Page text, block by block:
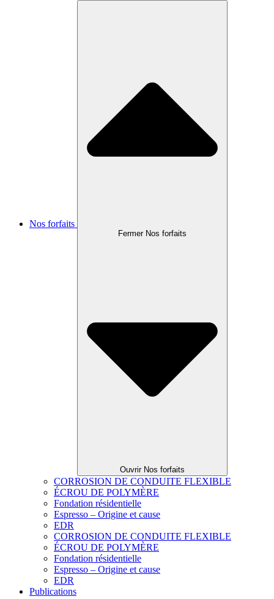
Nos forfaits
Fermer Nos forfaits
Ouvrir Nos forfaits
CORROSION DE CONDUITE FLEXIBLE
ÉCROU DE POLYMÈRE
Fondation résidentielle
Espresso – Origine et cause
EDR
CORROSION DE CONDUITE FLEXIBLE
ÉCROU DE POLYMÈRE
Fondation résidentielle
Espresso – Origine et cause
EDR
Publications